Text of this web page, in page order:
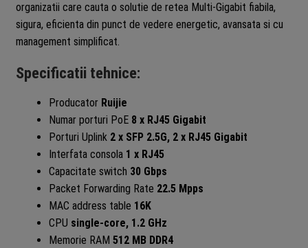
organizatii care cauta o solutie de retea Multi-Gigabit fiabila,
sigura, eficienta din punct de vedere energetic, avansata si cu
management simplificat.
Specificatii tehnice:
Producator Ruijie
Numar porturi PoE 8 x RJ45 Gigabit
Porturi Uplink 2 x SFP 2.5G, 2 x RJ45 Gigabit
Interfata consola 1 x RJ45
Capacitate switch 30 Gbps
Packet Forwarding Rate 22.5 Mpps
MAC address table 16K
CPU single-core, 1.2 GHz
Memorie RAM 512 MB DDR4